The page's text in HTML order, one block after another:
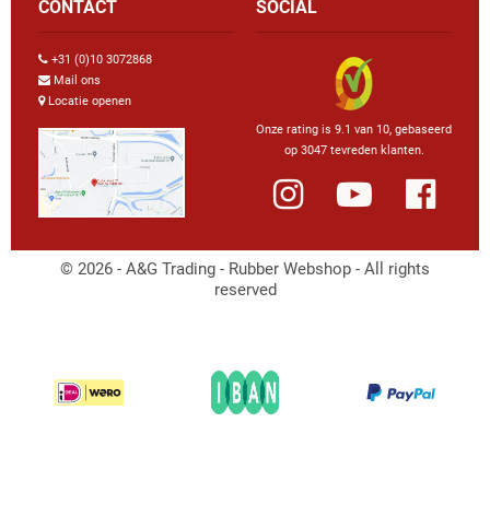
CONTACT
+31 (0)10 3072868
Mail ons
Locatie openen
SOCIAL
Onze rating is 9.1 van 10, gebaseerd
op 3047 tevreden klanten.
© 2026 - A&G Trading - Rubber Webshop - All rights
reserved